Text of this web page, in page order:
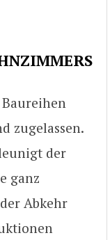
zugelassen.
der
ganz
Abkehr